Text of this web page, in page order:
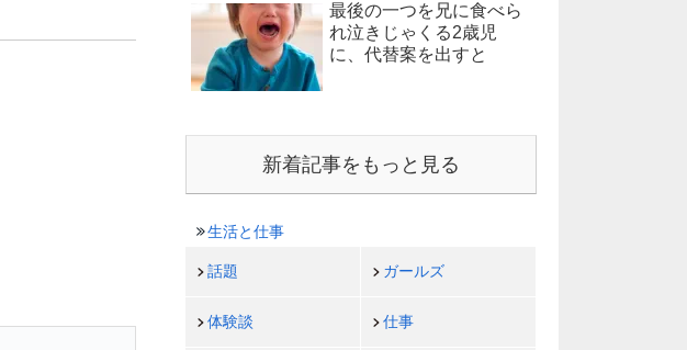
最後の一つを兄に食べら
れ泣きじゃくる2歳児
に、代替案を出すと
新着記事をもっと見る
生活と仕事
話題 ガールズ
体験談 仕事